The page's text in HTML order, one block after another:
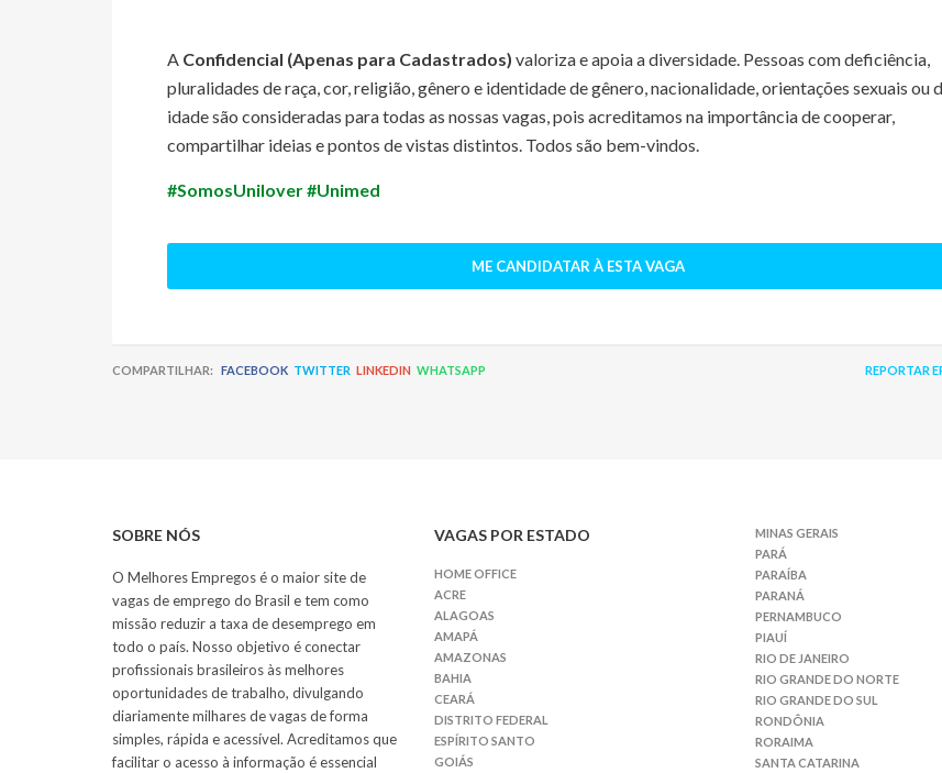
A Confidencial (Apenas para Cadastrados) valoriza e apoia a diversidade. Pessoas com deficiência,
pluralidades de raça, cor, religião, gênero e identidade de gênero, nacionalidade, orientações sexuais ou
idade são consideradas para todas as nossas vagas, pois acreditamos na importância de cooperar,
compartilhar ideias e pontos de vistas distintos. Todos são bem-vindos.
#SomosUnilover #Unimed
ME CANDIDATAR À ESTA VAGA
COMPARTILHAR: FACEBOOK TWITTER LINKEDIN WHATSAPP REPORTAR
SOBRE NÓS
O Melhores Empregos é o maior site de
vagas de emprego do Brasil e tem como
missão reduzir a taxa de desemprego em
todo o país. Nosso objetivo é conectar
profissionais brasileiros às melhores
oportunidades de trabalho, divulgando
diariamente milhares de vagas de forma
simples, rápida e acessível. Acreditamos que
facilitar o acesso à informação é essencial
VAGAS POR ESTADO
HOME OFFICE
ACRE
ALAGOAS
AMAPÁ
AMAZONAS
BAHIA
CEARÁ
DISTRITO FEDERAL
ESPÍRITO SANTO
GOIÁS
MINAS GERAIS
PARÁ
PARAÍBA
PARANÁ
PERNAMBUCO
PIAUÍ
RIO DE JANEIRO
RIO GRANDE DO NORTE
RIO GRANDE DO SUL
RONDÔNIA
RORAIMA
SANTA CATARINA